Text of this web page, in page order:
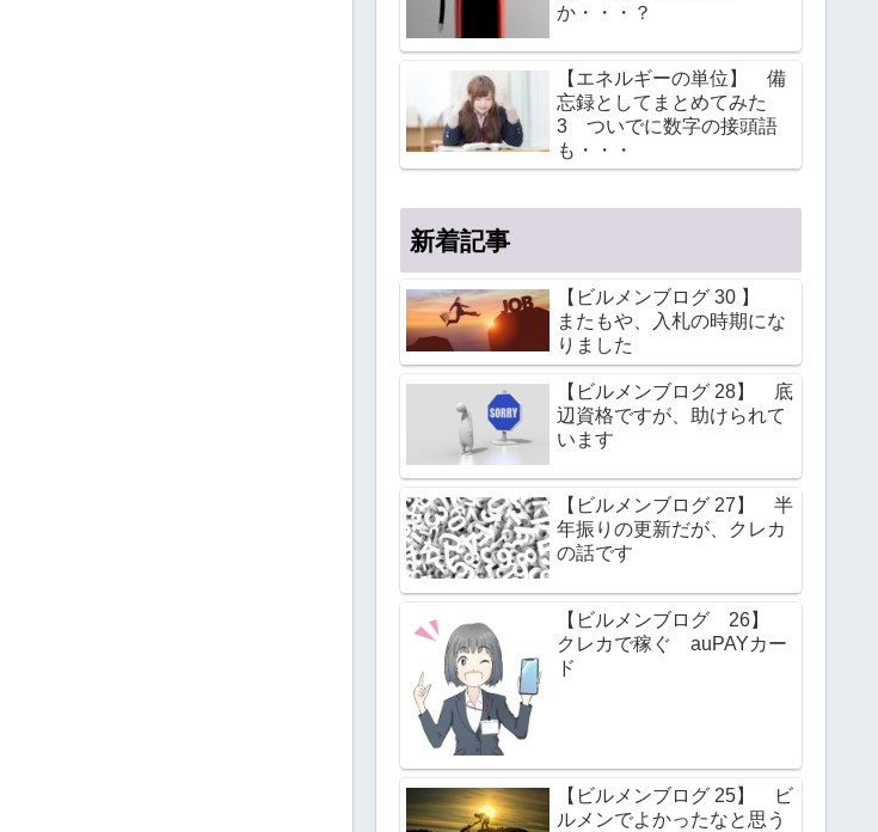
か・・・？
【エネルギーの単位】 備
忘録としてまとめてみた
3 ついでに数字の接頭語
も・・・
新着記事
【ビルメンブログ 30 】
またもや、入札の時期にな
りました
【ビルメンブログ 28】 底
辺資格ですが、助けられて
います
【ビルメンブログ 27】 半
年振りの更新だが、クレカ
の話です
【ビルメンブログ 26】
クレカで稼ぐ auPAYカー
ド
【ビルメンブログ 25】 ビ
ルメンでよかったなと思う